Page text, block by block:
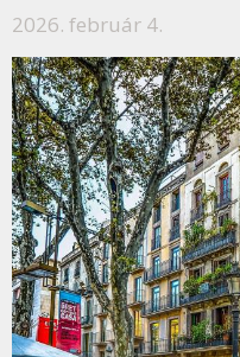
2026. február 4.